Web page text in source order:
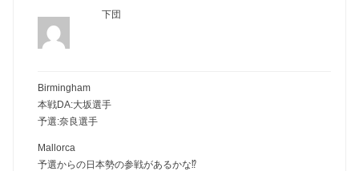
下団
Birmingham
本戦DA:大坂選手
予選:奈良選手
Mallorca
予選からの日本勢の参戦があるかな⁉️